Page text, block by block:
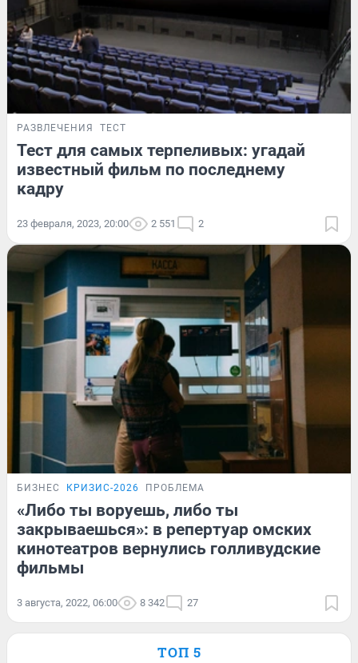
РАЗВЛЕЧЕНИЯ ТЕСТ
Тест для самых терпеливых: угадай
известный фильм по последнему
кадру
23 февраля, 2023, 20:00 2 551 2
БИЗНЕС КРИЗИС-2026 ПРОБЛЕМА
«Либо ты воруешь, либо ты
закрываешься»: в репертуар омских
кинотеатров вернулись голливудские
фильмы
3 августа, 2022, 06:00 8 342 27
ТОП 5